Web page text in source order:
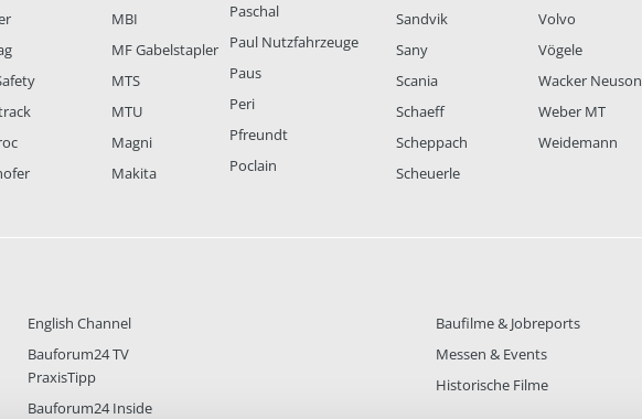
MBI
MF Gabelstapler
MTS
MTU
Magni
Makita
Paschal
Paul Nutzfahrzeuge
Paus
Peri
Pfreundt
Poclain
Sandvik
Sany
Scania
Schaeff
Scheppach
Scheuerle
Volvo
Vögele
Wacker Neuson
Weber MT
Weidemann
English Channel
Bauforum24 TV
PraxisTipp
Bauforum24 Inside
Baufilme & Jobreports
Messen & Events
Historische Filme